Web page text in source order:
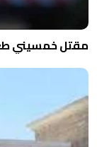
مقتل خمسيني طعنا وإصابة 3